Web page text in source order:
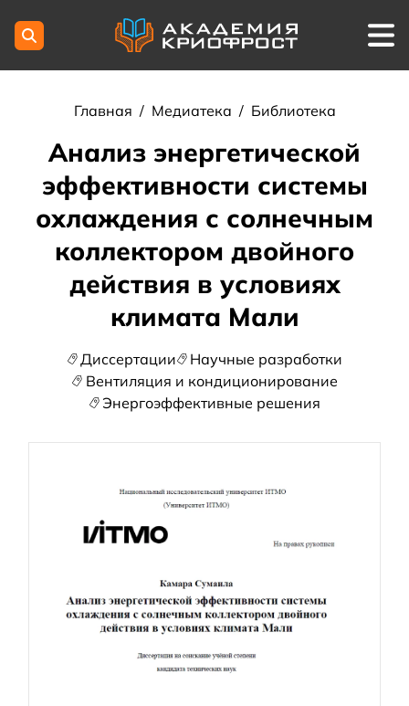
Главная / Медиатека / Библиотека
Анализ энергетической
эффективности системы
охлаждения с солнечным
коллектором двойного
действия в условиях
климата Мали
Диссертации
Научные разработки
Вентиляция и кондиционирование
Энергоэффективные решения